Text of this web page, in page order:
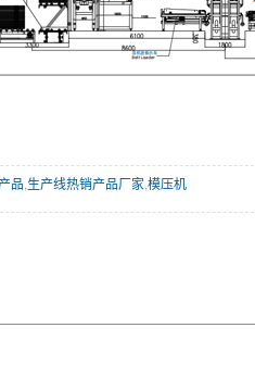
品 生产线热销产品厂家 模压机